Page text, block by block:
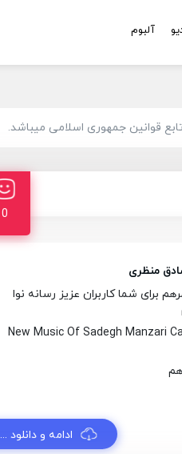
آلبوم
قوانین جمهوری اسلامی میباشد.
0
منظری
شما کاربران عزیز رسانه نوا
New Music Of Sadegh Manzari
ادامه و دانلود ...